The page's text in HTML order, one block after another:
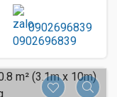
0902696839